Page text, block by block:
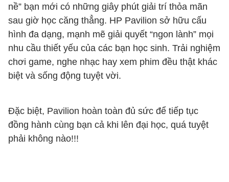
nề” bạn mới có những giây phút giải trí thỏa mãn
sau giờ học căng thẳng. HP Pavilion sở hữu cấu
hình đa dạng, mạnh mẽ giải quyết “ngon lành” mọi
nhu cầu thiết yếu của các bạn học sinh. Trải nghiệm
chơi game, nghe nhạc hay xem phim đều thật khác
biệt và sống động tuyệt vời.
Đặc biệt, Pavilion hoàn toàn đủ sức để tiếp tục
đồng hành cùng bạn cả khi lên đại học, quá tuyệt
phải không nào!!!